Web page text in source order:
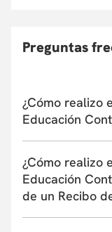
curso de
Departamento/
derecho de
Preguntas
¿Cómo realizo
Educación
programa o taller
¿Cómo realizo
Educación
de un Recibo